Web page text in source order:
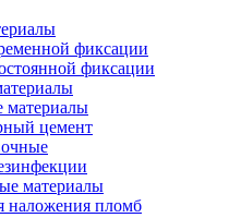
фиксации
фиксации
материалы
цемент
материалы
наложения пломб